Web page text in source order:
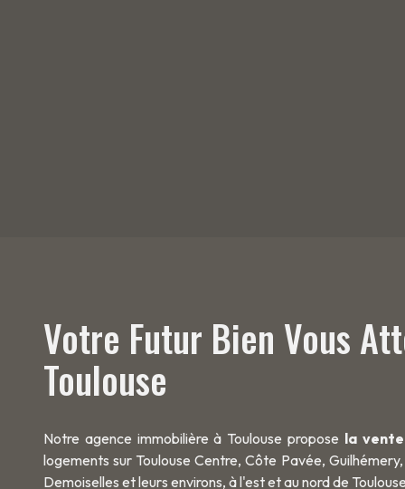
Votre Futur Bien Vous
Toulouse
Notre agence immobilière à Toulouse propose la
logements sur Toulouse Centre, Côte Pavée,
Demoiselles et leurs environs, à l'est et au nord de